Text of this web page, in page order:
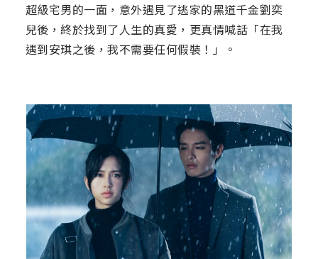
超級宅男的一面，意外遇見了逃家的黑道千金劉奕
兒後，終於找到了人生的真愛，更真情喊話「在我
遇到安琪之後，我不需要任何假裝！」。